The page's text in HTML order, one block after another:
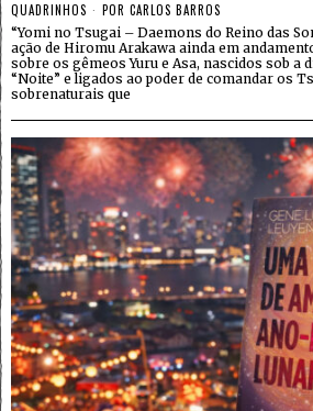
QUADRINHOS POR CARLOS BARROS
“Yomi no Tsugai – Daemons do Reino das
ação de Hiromu Arakawa ainda em
sobre os gêmeos Yuru e Asa, nascidos sob a
“Noite” e ligados ao poder de comandar os
sobrenaturais que